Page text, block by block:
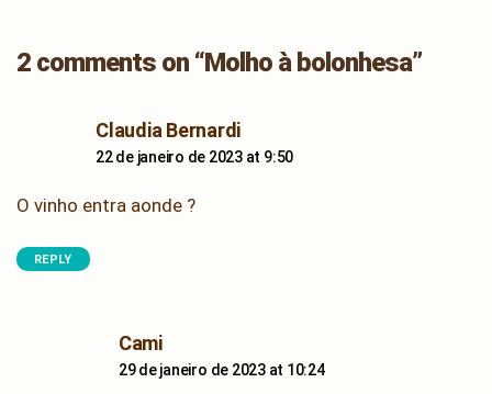
2 comments on “Molho à bolonhesa”
Claudia Bernardisays:
22 de janeiro de 2023 at 9:50
O vinho entra aonde ?
REPLY
Camisays:
29 de janeiro de 2023 at 10:24